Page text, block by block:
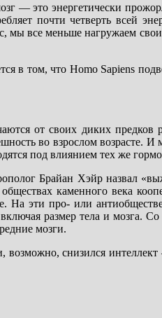
— это энергетически
почти четверть всей
мы все меньше нагружаем
в том, что Homo Sapiens
от своих диких предков
во взрослом возрасте.
под влиянием тех же
Брайан Хэйр назвал
каменного века
На эти про- или
размер тела и мозга.
мозги.
снизился